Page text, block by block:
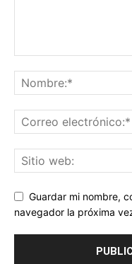
Guardar mi nombre,
navegador la próxima